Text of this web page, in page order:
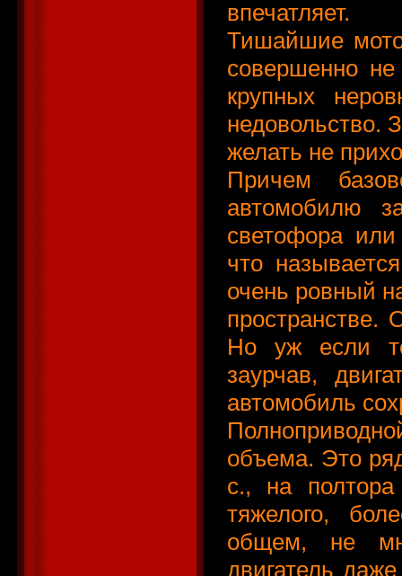
впечатляет.
Тишайшие
совершенно
крупных
недовольство.
желать не
Причем
автомобилю
светофора
что
очень ровный
Но уж если
заурчав,
автомобиль
объема. Это
с., на
тяжелого,
общем, не
двигатель